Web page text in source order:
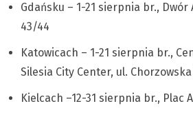
Gdańsku – 1-21 sierpnia br., Dwór
43/44
Katowicach – 1-21 sierpnia br.,
Silesia City Center, ul. Chorzowska
Kielcach –12-31 sierpnia br., Plac